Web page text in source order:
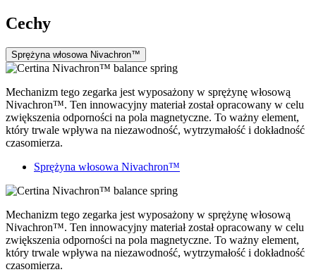
Cechy
Sprężyna włosowa Nivachron™
Mechanizm tego zegarka jest wyposażony w sprężynę włosową
Nivachron™. Ten innowacyjny materiał został opracowany w celu
zwiększenia odporności na pola magnetyczne. To ważny element,
który trwale wpływa na niezawodność, wytrzymałość i dokładność
czasomierza.
Sprężyna włosowa Nivachron™
Mechanizm tego zegarka jest wyposażony w sprężynę włosową
Nivachron™. Ten innowacyjny materiał został opracowany w celu
zwiększenia odporności na pola magnetyczne. To ważny element,
który trwale wpływa na niezawodność, wytrzymałość i dokładność
czasomierza.